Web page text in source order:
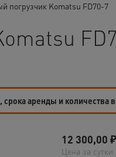
погрузчик Komatsu FD70-7
аренды и количества
12 300,00 ₽
Цена за сутки